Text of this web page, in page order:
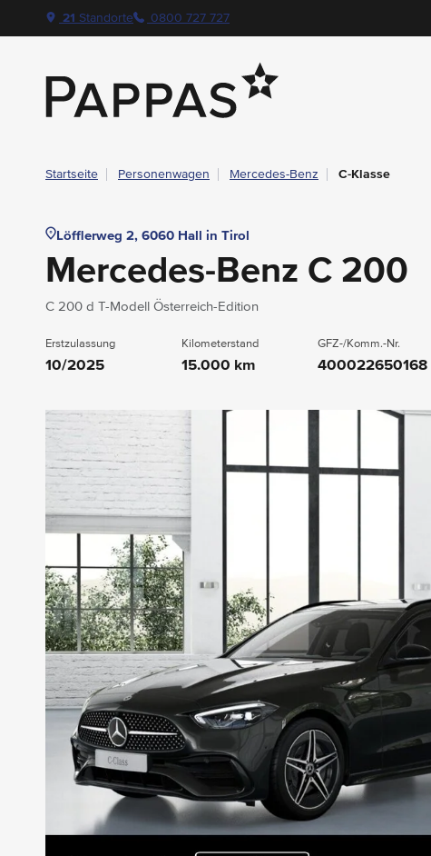
Navigation überspringen
Zum Hauptcontent
Zur Hauptnavigation springen
layout.table-of-content
Technische Daten
Fahrzeugausstattung
Standort & Ansprechpartner
Ihre Vorteile auf einen Blick
Das könnte Sie auch interessieren
Angebote & Aktionen bei Pappas
21 Standorte 0800 727 727
Startseite Personenwagen Mercedes-Benz C-Klasse
Löfflerweg 2, 6060 Hall in Tirol
Mercedes-Benz C 200
C 200 d T-Modell Österreich-Edition
Erstzulassung
10/2025
Kilometerstand
15.000 km
GFZ-/Komm.-Nr.
400022650168